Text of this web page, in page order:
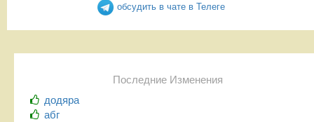
обсудить в чате в Телеге
Последние Изменения
додяра
абг